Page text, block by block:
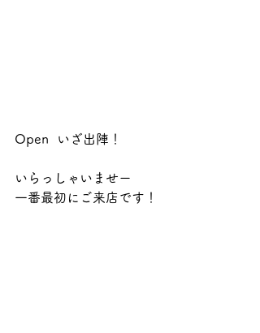
Open  いざ出陣！
いらっしゃいませー
一番最初にご来店です！